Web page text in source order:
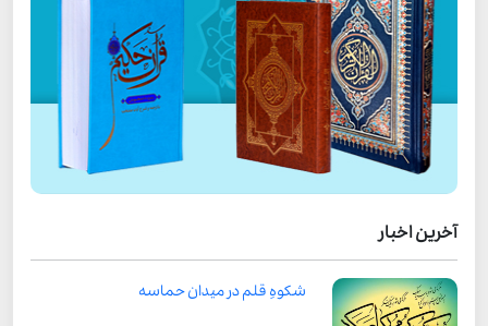
آخرین اخبار
شکوهِ قلم در میدان حماسه